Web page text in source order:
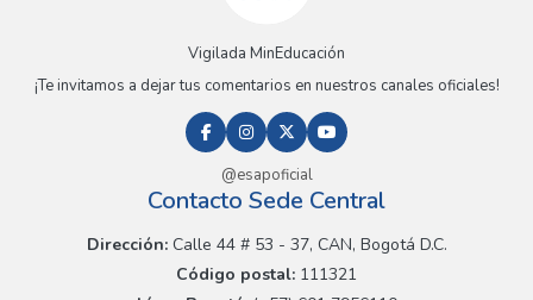
Vigilada MinEducación
¡Te invitamos a dejar tus comentarios en nuestros canales oficiales!
@esapoficial
Contacto Sede Central
Dirección:Calle 44 # 53 - 37, CAN, Bogotá D.C.
Código postal: 111321